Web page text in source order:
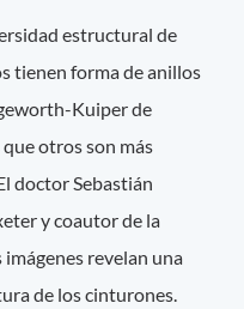
estructural de
tienen forma de anillos
Kuiper de
otros son más
doctor Sebastián
y coautor de la
revelan una
de los cinturones.